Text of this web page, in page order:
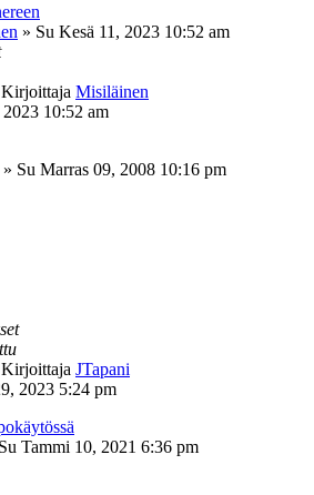
» Su Kesä 11, 2023 10:52 am
Kirjoittaja Misiläinen
10:52 am
» Su Marras 09, 2008 10:16 pm
Kirjoittaja JTapani
2023 5:24 pm
Su Tammi 10, 2021 6:36 pm